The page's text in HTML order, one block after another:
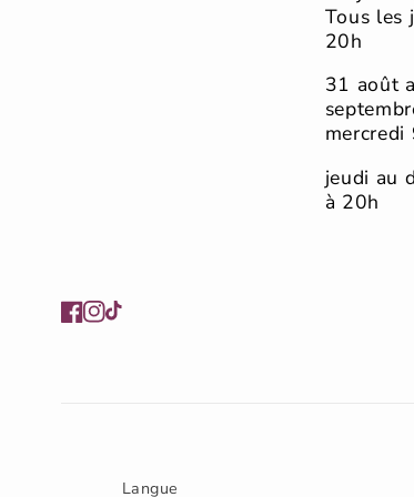
Tous les
20h
31 août
mercredi
jeudi au
à 20h
Facebook
Instagram
TikTok
Langue